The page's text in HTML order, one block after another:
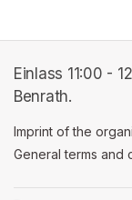
Einlass 11:00 -
Benrath.
Imprint of the
General terms and